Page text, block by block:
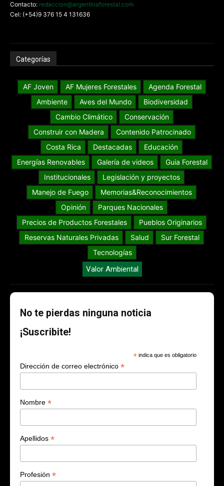
Contacto: redaccion@argentinaforestal.com
Cel: (+54)9 376 15 4 131636
Categorías
AF Joven AF Mujeres Forestales
Agenda Forestal
Ambiente
Aves del Mundo
Biodiversidad
Cambio Climático
Conservación
Construir con Madera
Contenido Patrocinado
Costa Rica
Destacadas
Educación
Energías Renovables
Galería de videos
Guia Forestal
Institucionales
Legislación y proyectos
Manejo de Fuego
Memorias&Reconocimientos
Opinión
Parques Nacionales
Precios de Productos Forestales
Pueblos Originarios
Reservas Naturales Privadas
Salud
Sur Forestal
Tecnologías
Valor Ambiental
No te pierdas ninguna noticia
¡Suscribite!
* indica que es obligatorio
Dirección de correo electrónico *
Nombre *
Apellidos *
Profesión *